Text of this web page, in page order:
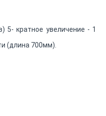
5- кратное увеличение - 1
(длина 700мм).